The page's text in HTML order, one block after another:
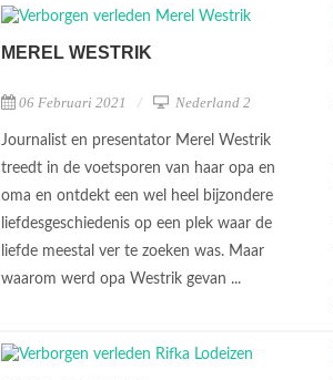
MEREL WESTRIK
06 Februari 2021 Nederland 2
Journalist en presentator Merel Westrik
treedt in de voetsporen van haar opa en
oma en ontdekt een wel heel bijzondere
liefdesgeschiedenis op een plek waar de
liefde meestal ver te zoeken was. Maar
waarom werd opa Westrik gevan ...